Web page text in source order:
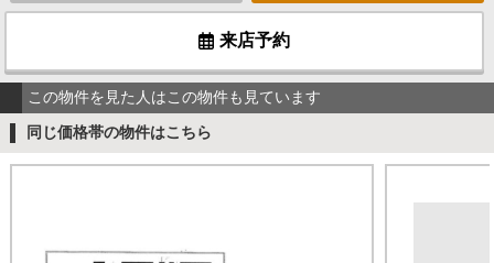
来店予約
この物件を見た人はこの物件も見ています
同じ価格帯の物件はこちら